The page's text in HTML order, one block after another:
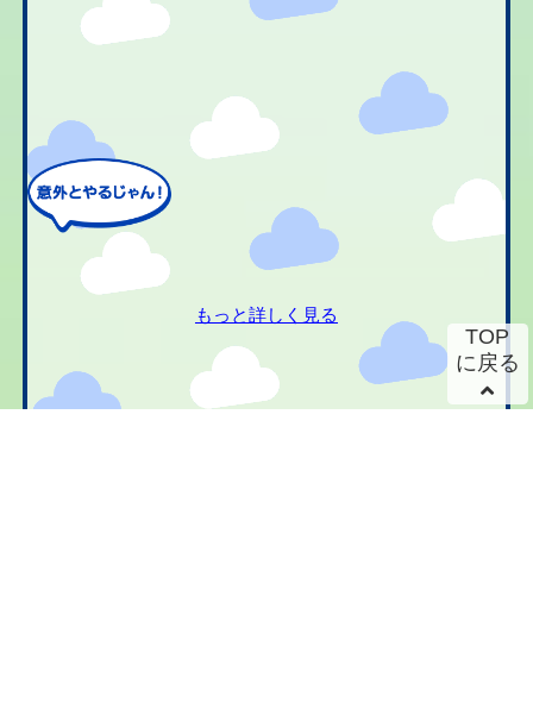
もっと詳しく見る
TOP
に戻る